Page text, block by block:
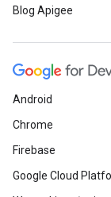
Blog Apigee
Android
Chrome
Firebase
Google Cloud